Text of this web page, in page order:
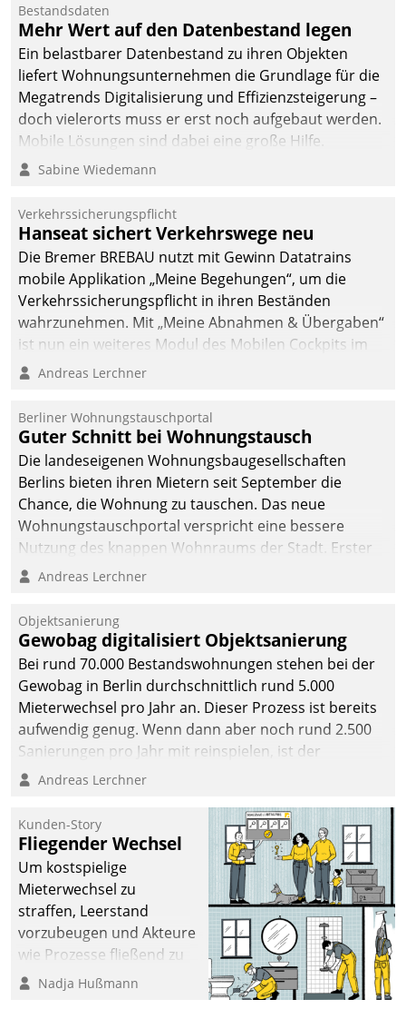
Datatrain. Die meravis
Wohnungsbau- und
Immobilien GmbH hat
sich dabei für den Betrieb
der Lösung über die SAP
Cloud Platform
entschieden - als erstes
Unternehmen am
Bestandsdaten
Mehr Wert auf den Datenbestand legen
Ein belastbarer Datenbestand zu ihren Objekten
liefert Wohnungsunternehmen die Grundlage für die
Megatrends Digitalisierung und Effizienzsteigerung –
doch vielerorts muss er erst noch aufgebaut werden.
Mobile Lösungen sind dabei eine große Hilfe.
Sabine Wiedemann
Verkehrssicherungspflicht
Hanseat sichert Verkehrswege neu
Die Bremer BREBAU nutzt mit Gewinn Datatrains
mobile Applikation „Meine Begehungen“, um die
Verkehrssicherungspflicht in ihren Beständen
wahrzunehmen. Mit „Meine Abnahmen & Übergaben“
ist nun ein weiteres Modul des Mobilen Cockpits im
Einsatz.
Andreas Lerchner
Berliner Wohnungstauschportal
Guter Schnitt bei Wohnungstausch
Die landeseigenen Wohnungsbaugesellschaften
Berlins bieten ihren Mietern seit September die
Chance, die Wohnung zu tauschen. Das neue
Wohnungstauschportal verspricht eine bessere
Nutzung des knappen Wohnraums der Stadt. Erster
Anwendungsfall für Datatrains Lösung API-Hub mit
Unternehmen.
Andreas Lerchner
Objektsanierung
Gewobag digitalisiert Objektsanierung
Bei rund 70.000 Bestandswohnungen stehen bei der
Gewobag in Berlin durchschnittlich rund 5.000
Mieterwechsel pro Jahr an. Dieser Prozess ist bereits
aufwendig genug. Wenn dann aber noch rund 2.500
Sanierungen pro Jahr mit reinspielen, ist der
Betreuungs- und Organisationsaufwand immens. Im
kommunale Wohnungsbauunternehmen daher
gemeinsam mit der Berliner Datatrain GmbH den
Teilprozess der Objektsanierung digitalisiert.
Andreas Lerchner
Kunden-Story
Fliegender Wechsel
Um kostspielige
Mieterwechsel zu
straffen, Leerstand
vorzubeugen und Akteure
wie Prozesse fließend zu
vernetzen, nutzt die
Nadja Hußmann